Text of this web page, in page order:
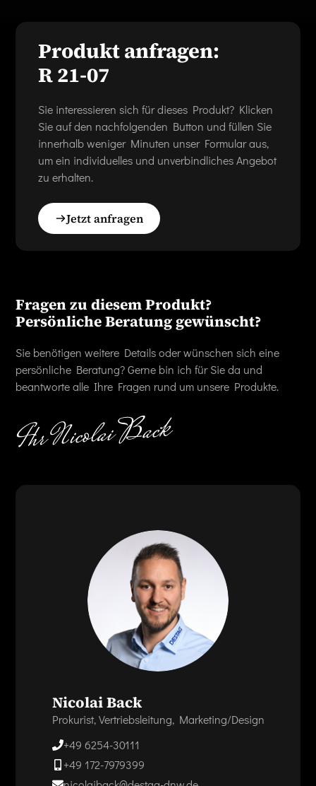
Produkt anfragen:
R 21-07
Sie interessieren sich für dieses Produkt? Klicken
Sie auf den nachfolgenden Button und füllen Sie
innerhalb weniger Minuten unser Formular aus,
um ein individuelles und unverbindliches Angebot
zu erhalten.
Jetzt anfragen
Fragen zu diesem Produkt?
Persönliche Beratung gewünscht?
Sie benötigen weitere Details oder wünschen sich eine
persönliche Beratung? Gerne bin ich für Sie da und
beantworte alle Ihre Fragen rund um unsere Produkte.
Nicolai Back
Prokurist, Vertriebsleitung, Marketing/Design
+49 6254-30111
+49 172-7979399